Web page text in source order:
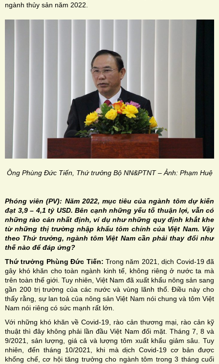
ngành thủy sản năm 2022.
Ông Phùng Đức Tiến, Thứ trưởng Bộ NN&PTNT – Ảnh: Phạm Huệ
Phóng viên (PV): Năm 2022, mục tiêu của ngành tôm dự kiến
đạt 3,9 – 4,1 tỷ USD. Bên cạnh những yếu tố thuận lợi, vẫn có
những rào cản nhất định, ví dụ như những quy định khắt khe
từ những thị trường nhập khẩu tôm chính của Việt Nam. Vậy
theo Thứ trưởng, ngành tôm Việt Nam cần phải thay đổi như
thế nào để đáp ứng?
Thứ trưởng Phùng Đức Tiến: Trong năm 2021, dịch Covid-19 đã
gây khó khăn cho toàn ngành kinh tế, không riêng ở nước ta mà
trên toàn thế giới. Tuy nhiên, Việt Nam đã xuất khẩu nông sản sang
gần 200 trị trường của các nước và vùng lãnh thổ. Điều này cho
thấy rằng, sự lan toả của nông sản Việt Nam nói chung và tôm Việt
Nam nói riêng có sức mạnh rất lớn.
Với những khó khăn về Covid-19, rào cản thương mại, rào cản kỹ
thuật thì đây không phải lần đầu Việt Nam đối mặt. Tháng 7, 8 và
9/2021, sản lượng, giá cả và lượng tôm xuất khẩu giảm sâu. Tuy
nhiên, đến tháng 10/2021, khi mà dịch Covid-19 cơ bản được
khống chế, cơ hội tăng trưởng cho ngành tôm trong 3 tháng cuối